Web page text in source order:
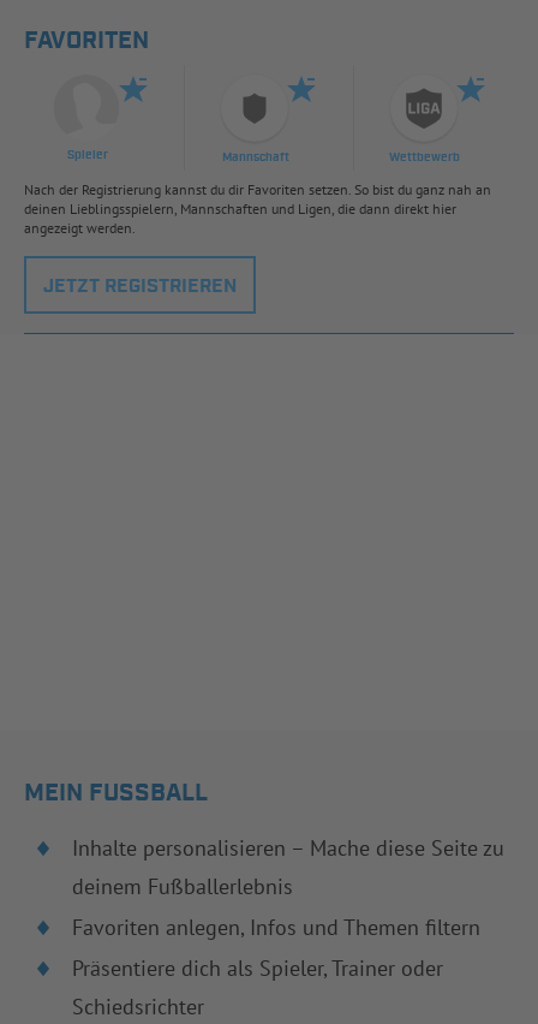
FAVORITEN
Spieler Mannschaft Wettbewerb
Nach der Registrierung kannst du dir Favoriten setzen. So bist du ganz nah an
deinen Lieblingsspielern, Mannschaften und Ligen, die dann direkt hier
angezeigt werden.
JETZT REGISTRIEREN
MEIN FUSSBALL
Inhalte personalisieren – Mache diese Seite zu
deinem Fußballerlebnis
Favoriten anlegen, Infos und Themen filtern
Präsentiere dich als Spieler, Trainer oder
Schiedsrichter